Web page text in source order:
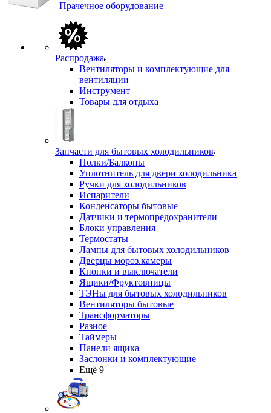
Прачечное оборудование
Распродажа
Вентиляторы и комплектующие для
вентиляции
Инструмент
Товары для отдыха
Запчасти для бытовых холодильников
Полки/Балконы
Уплотнитель для двери холодильника
Ручки для холодильников
Испарители
Конденсаторы бытовые
Датчики и термопредохранители
Блоки управления
Термостаты
Лампы для бытовых холодильников
Дверцы мороз.камеры
Кнопки и выключатели
Ящики/Фруктовницы
ТЭНы для бытовых холодильников
Вентиляторы бытовые
Трансформаторы
Разное
Таймеры
Панели ящика
Заслонки и комплектующие
Ещё 9